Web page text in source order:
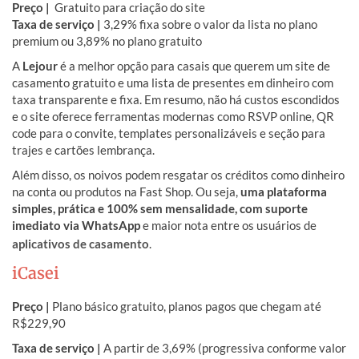
Preço | Gratuito para criação do site
Taxa de serviço | 3,29% fixa sobre o valor da lista no plano
premium ou 3,89% no plano gratuito
A Lejouré a melhor opção para casais que querem um site de
casamento gratuito e uma lista de presentes em dinheiro com
taxa transparente e fixa. Em resumo, não há custos escondidos
e o site oferece ferramentas modernas como RSVP online, QR
code para o convite, templates personalizáveis e seção para
trajes e cartões lembrança.
Além disso, os noivos podem resgatar os créditos como dinheiro
na conta ou produtos na Fast Shop. Ou seja,uma plataforma
simples, prática e 100% sem mensalidade, com suporte
imediato via WhatsAppe maior nota entre os usuários de
aplicativos de casamento.
iCasei
Preço | Plano básico gratuito, planos pagos que chegam até
R$229,90
Taxa de serviço | A partir de 3,69% (progressiva conforme valor